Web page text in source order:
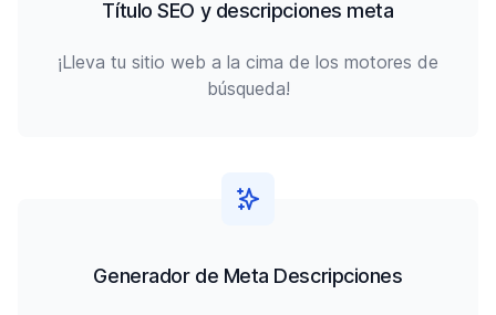
Título SEO y descripciones meta
¡Lleva tu sitio web a la cima de los motores de
búsqueda!
Generador de Meta Descripciones